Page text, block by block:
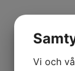
Vi och